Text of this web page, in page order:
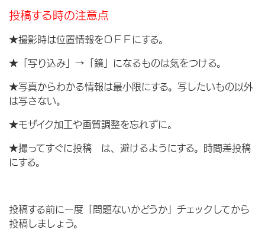
投稿する時の注意点
★撮影時は位置情報をＯＦＦにする。
★「写り込み」→「鏡」になるものは気をつける。
★写真からわかる情報は最小限にする。写したいもの以外
は写さない。
★モザイク加工や画質調整を忘れずに。
★撮ってすぐに投稿 は、避けるようにする。時間差投稿
にする。
投稿する前に一度「問題ないかどうか」チェックしてから
投稿しましょう。